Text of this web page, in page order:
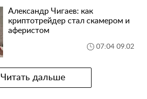
Александр Чигаев: как
криптотрейдер стал скамером и
аферистом
07:04 09.02
Читать дальше